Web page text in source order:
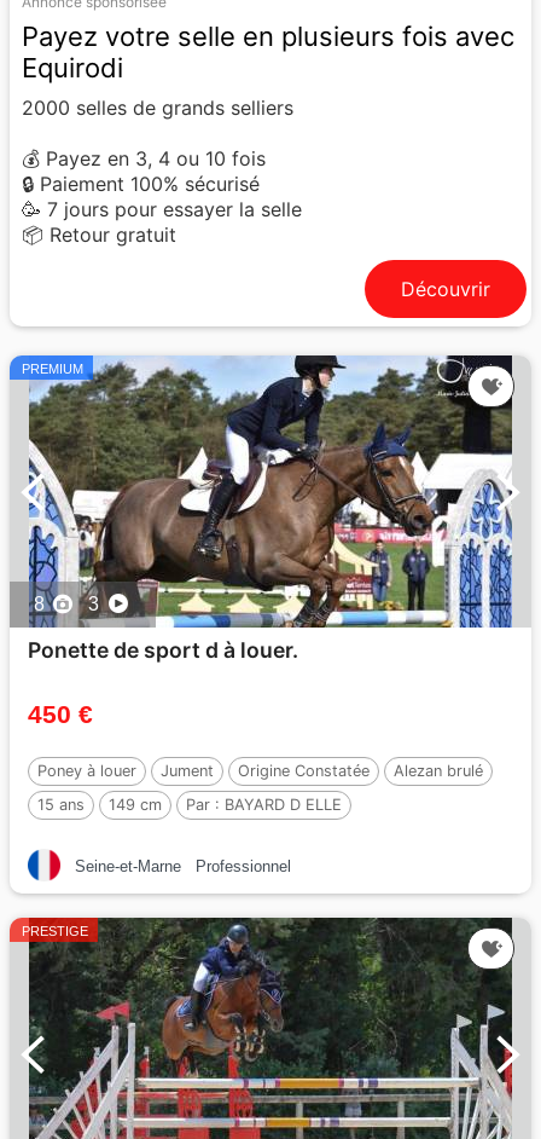
Payez votre selle en plusieurs fois avec
Equirodi
2000 selles de grands selliers
💰 Payez en 3, 4 ou 10 fois
🔒 Paiement 100% sécurisé
🥳 7 jours pour essayer la selle
📦 Retour gratuit
Découvrir
PREMIUM
8 3
Ponette de sport d à louer.
450 €
Poney à louer Jument Origine Constatée
Alezan brulé
15 ans
149 cm Par : BAYARD D ELLE
Seine-et-Marne Professionnel
PRESTIGE